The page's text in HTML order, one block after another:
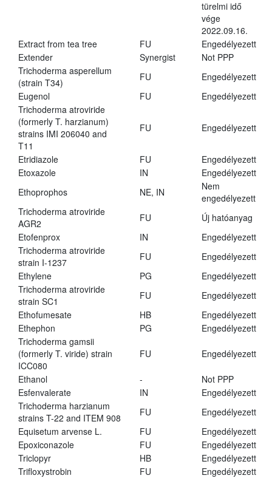
türelmi idő
vége
2022.09.16.
Extract from tea tree
FU
Engedélyezett
Extender
Synergist
Not PPP
Trichoderma asperellum
(strain T34)
FU
Engedélyezett
Eugenol
FU
Engedélyezett
Trichoderma atroviride
(formerly T. harzianum)
strains IMI 206040 and
T11
FU Engedélyezett
Etridiazole FU
Engedélyezett
Etoxazole
IN
Engedélyezett
Ethoprophos
NE, IN
Nem
engedélyezett
Trichoderma atroviride
AGR2
FU
Új hatóanyag
Etofenprox
IN
Engedélyezett
Trichoderma atroviride
strain I-1237
FU
Engedélyezett
Ethylene
PG
Engedélyezett
Trichoderma atroviride
strain SC1
FU
Engedélyezett
Ethofumesate
HB
Engedélyezett
Ethephon
PG
Engedélyezett
Trichoderma gamsii
(formerly T. viride) strain
ICC080
FU Engedélyezett
Ethanol -
Not PPP
Esfenvalerate
IN
Engedélyezett
Trichoderma harzianum
strains T-22 and ITEM 908
FU
Engedélyezett
Equisetum arvense L.
FU
Engedélyezett
Epoxiconazole
FU
Engedélyezett
Triclopyr
HB
Engedélyezett
Trifloxystrobin
FU
Engedélyezett